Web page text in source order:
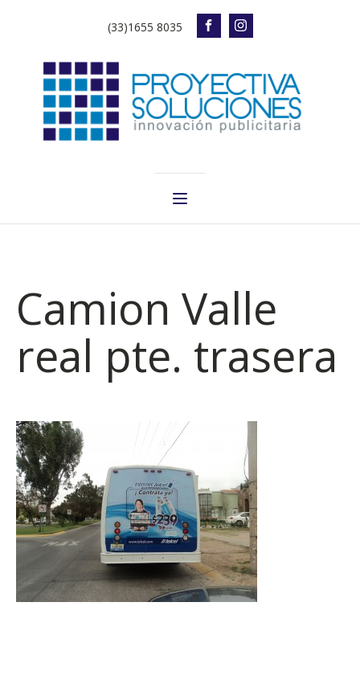
(33)1655 8035
Camion Valle
real pte. trasera